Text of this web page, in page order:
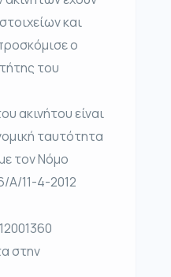
και
ο
του
ακινήτου είναι
ταυτότητα
τον Νόμο
Α/11-4-2012
στην